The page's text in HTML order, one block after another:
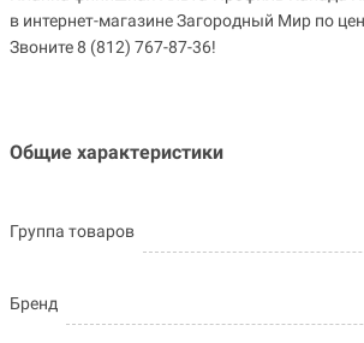
в интернет-магазине Загородный Мир по
Звоните 8 (812) 767-87-36!
Общие характеристики
Группа товаров
Бренд